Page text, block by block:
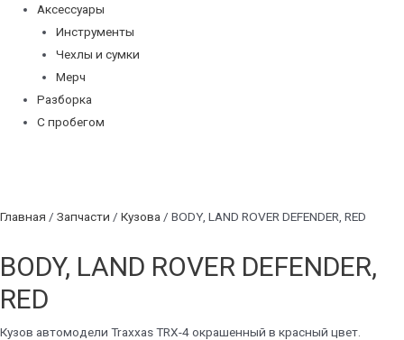
Аксессуары
Инструменты
Чехлы и сумки
Мерч
Разборка
С пробегом
Главная / Запчасти / Кузова / BODY, LAND ROVER DEFENDER, RED
BODY, LAND ROVER DEFENDER,
RED
Кузов автомодели Traxxas TRX-4 окрашенный в красный цвет.